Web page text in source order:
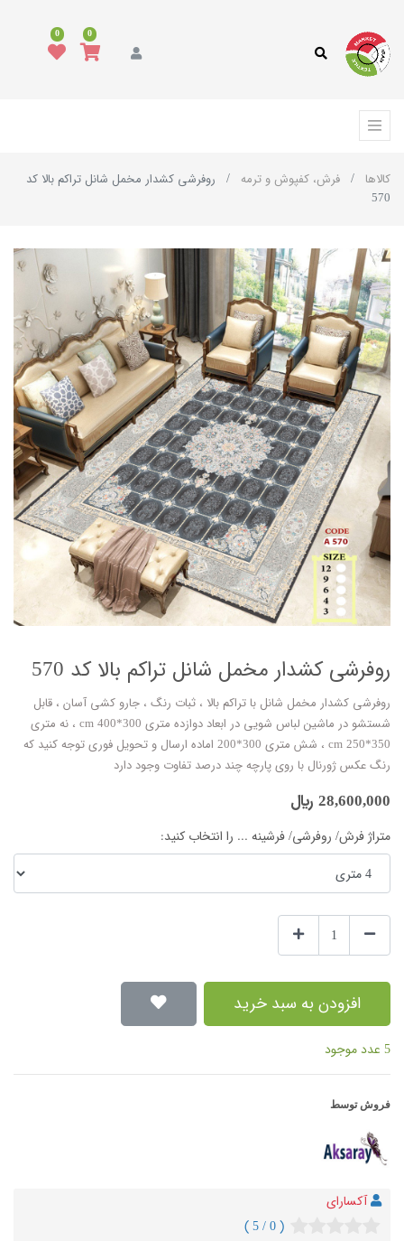
0
0
کالاها فرش، کفپوش و ترمه
روفرشی کشدار مخمل شانل تراکم بالا کد
570
روفرشی کشدار مخمل شانل تراکم بالا کد 570
روفرشی کشدار مخمل شانل با تراکم بالا ، ثبات رنگ ، جارو کشی آسان ، قابل
شستشو در ماشین لباس شویی در ابعاد دوازده متری 300*400 cm ، نه متری
350*250 cm ، شش متری 300*200 اماده ارسال و تحویل فوری توجه کنید که
رنگ عکس ژورنال با روی پارچه چند درصد تفاوت وجود دارد
28,600,000 ﷼
متراژ فرش/ روفرشی/ فرشینه ... را انتخاب کنید:
افزودن به سبد خرید
5 عدد موجود
فروش توسط
آکسارای
( 0 / 5 )